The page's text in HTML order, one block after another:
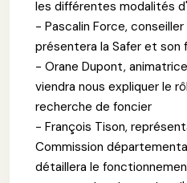
les différentes modalités
- Pascalin Force,
présentera la Safer et son
- Orane Dupont,
viendra nous expliquer le
recherche de foncier
- François Tison,
Commission
détaillera le